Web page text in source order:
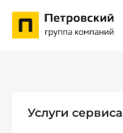
Услуги сервиса